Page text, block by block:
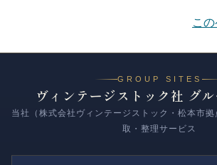
こ
GROUP SITES
ヴィンテージストック社 グ
当社（株式会社ヴィンテージストック・松本市
取・整理サービス